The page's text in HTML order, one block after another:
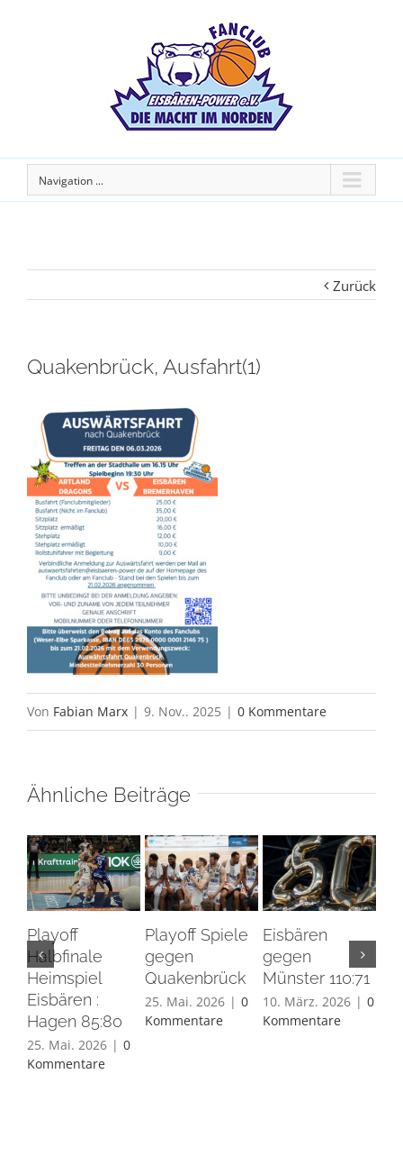
Navigation ...
Zurück
Quakenbrück, Ausfahrt(1)
Von Fabian Marx | 9. Nov.. 2025 | 0 Kommentare
Ähnliche Beiträge
Playoff
Halbfinale
Heimspiel
Eisbären :
Hagen 85:80
25. Mai. 2026 | 0
Kommentare
Playoff Spiele
gegen
Quakenbrück
25. Mai. 2026 | 0
Kommentare
Eisbären
gegen
Münster 110:71
10. März. 2026 | 0
Kommentare